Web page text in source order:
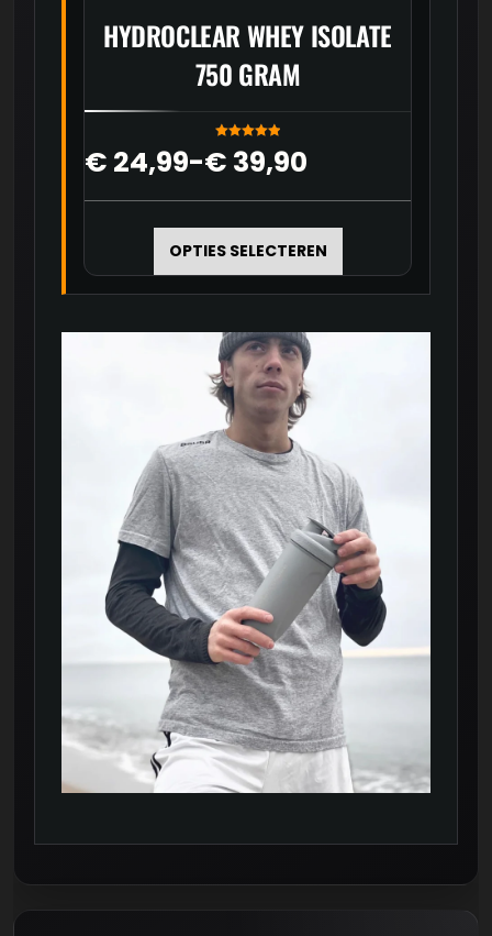
HYDROCLEAR WHEY ISOLATE
750 GRAM
Gewaardeer
d 5.00uit 5
€ 24,99-€ 39,90
Prijsklasse:
€ 24,99
€ 39,90OPTIES SELECTEREN
meerdere
op
de
productpagina